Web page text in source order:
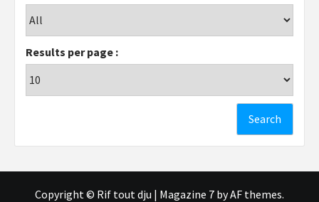
Results per page :
Copyright © Rif tout dju | Magazine 7 by AF themes.